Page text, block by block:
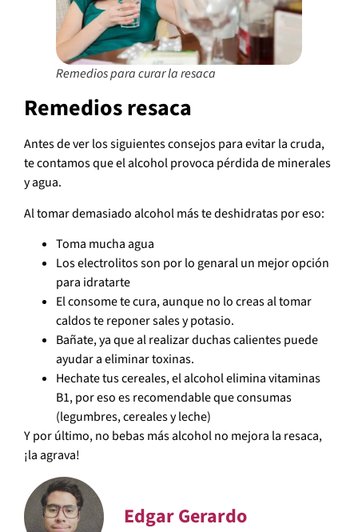
Remedios para curar la resaca
Remedios resaca
Antes de ver los siguientes consejos para evitar la cruda,
te contamos que el alcohol provoca pérdida de minerales
y agua.
Al tomar demasiado alcohol más te deshidratas por eso:
Toma mucha agua
Los electrolitos son por lo genaral un mejor opción
para idratarte
El consome te cura, aunque no lo creas al tomar
caldos te reponer sales y potasio.
Bañate, ya que al realizar duchas calientes puede
ayudar a eliminar toxinas.
Hechate tus cereales, el alcohol elimina vitaminas
B1, por eso es recomendable que consumas
(legumbres, cereales y leche)
Y por último, no bebas más alcohol no mejora la resaca,
¡la agrava!
Edgar Gerardo